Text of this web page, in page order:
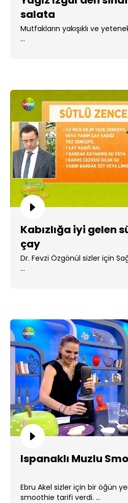
salata
Mutfakların yakışıklı ve
...
Kabızlığa iyi gelen
çay
Dr. Fevzi Özgönül sizler için
...
Ispanaklı Muzlu
Ebru Akel sizler için bir öğün
smoothie tarifi verdi. ...